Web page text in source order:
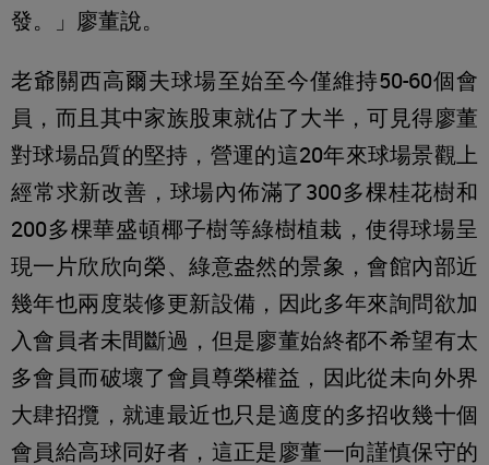
發。」廖董說。
老爺關西高爾夫球場至始至今僅維持50-60個會
員，而且其中家族股東就佔了大半，可見得廖董
對球場品質的堅持，營運的這20年來球場景觀上
經常求新改善，球場內佈滿了300多棵桂花樹和
200多棵華盛頓椰子樹等綠樹植栽，使得球場呈
現一片欣欣向榮、綠意盎然的景象，會館內部近
幾年也兩度裝修更新設備，因此多年來詢問欲加
入會員者未間斷過，但是廖董始終都不希望有太
多會員而破壞了會員尊榮權益，因此從未向外界
大肆招攬，就連最近也只是適度的多招收幾十個
會員給高球同好者，這正是廖董一向謹慎保守的